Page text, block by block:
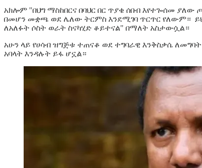
አክሎም "በህግ ማስከበርና በባህር በር ጥያቄ ሰበብ እየተጐሰመ
በመሆን መቋጫ ወደ ሌለው ትርምስ እንደሚገባ ጥርጥር የለውም።
ለአለፉት ሶስት ወራት ስናካሂድ ቆይተናል" በማለት አስታውሷል።
አሁን ላይ የሀሳብ ዝግጅቱ ተጠናቆ ወደ ተግባራዊ እንቅስቃሴ
አባላት እንዳሉት ይፋ ሆኗል።